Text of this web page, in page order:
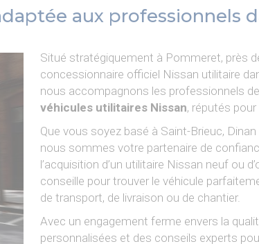
aux professionnels
Situé stratégiquement à Pommeret, près
concessionnaire officiel Nissan utilitaire
nous accompagnons les professionnels
véhicules utilitaires Nissan, réputés
Que vous soyez basé à Saint-Brieuc,
nous sommes votre partenaire de
l’acquisition d’un utilitaire Nissan neuf ou
conseille pour trouver le véhicule
de transport, de livraison ou de chantier.
Avec un engagement ferme envers la
personnalisées et des conseils experts